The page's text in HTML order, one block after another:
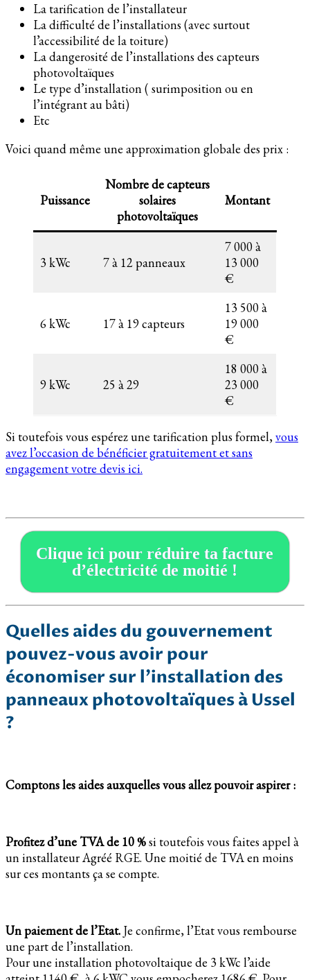
La tarification de l’installateur
La difficulté de l’installations (avec surtout
l’accessibilité de la toiture)
La dangerosité de l’installations des capteurs
photovoltaïques
Le type d’installation ( surimposition ou en
l’intégrant au bâti)
Etc
Voici quand même une approximation globale des prix :
Puissance
Nombre de capteurs
solaires
photovoltaïques
Montant
3 kWc 7 à 12 panneaux
7 000 à
13 000
€
6 kWc 17 à 19 capteurs
13 500 à
19 000
€
9 kWc 25 à 29
18 000 à
23 000
€
Si toutefois vous espérez une tarification plus formel,vous
avez l’occasion de bénéficier gratuitement et sans
engagement votre devis ici.
Clique ici pour réduire ta facture
d’électricité de moitié !
Quelles aides du gouvernement
pouvez-vous avoir pour
économiser sur l’installation des
panneaux photovoltaïques à Ussel
?
Comptons les aides auxquelles vous allez pouvoir aspirer :
Profitez d’une TVA de 10 %si toutefois vous faites appel à
un installateur Agréé RGE. Une moitié de TVA en moins
sur ces montants ça se compte.
Un paiement de l’Etat. Je confirme, l’Etat vous rembourse
une part de l’installation.
Pour une installation photovoltaique de 3 kWc l’aide